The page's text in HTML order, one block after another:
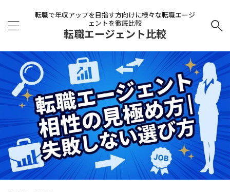
転職で年収アップを目指す方向けに様々な転職エージ
ェントを徹底比較
転職エージェント比較